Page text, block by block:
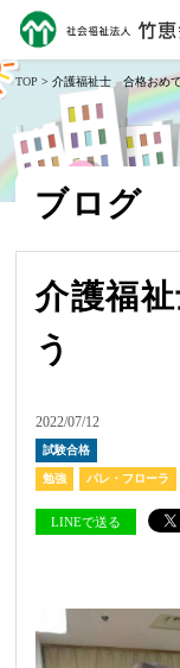
TOP > 介護福祉士 合格おめ
ブログ
介護福
う
2022/07/12
試験合格
勉強 パレ・フローラ
LINEで送る